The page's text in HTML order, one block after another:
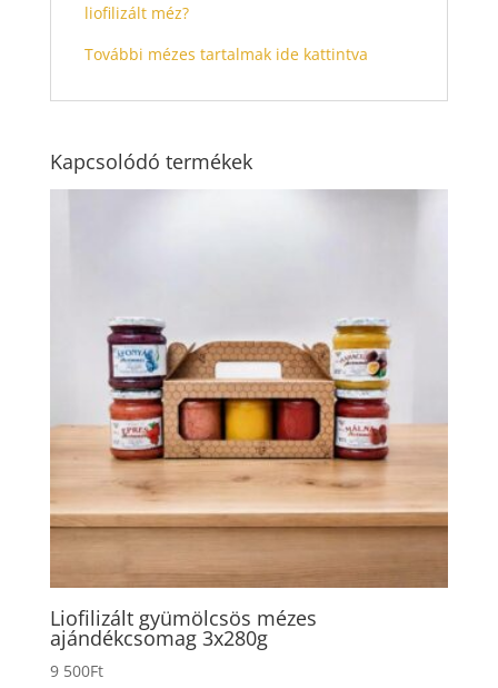
liofilizált méz?
További mézes tartalmak ide kattintva
Kapcsolódó termékek
Liofilizált gyümölcsös mézes
ajándékcsomag 3x280g
9 500Ft